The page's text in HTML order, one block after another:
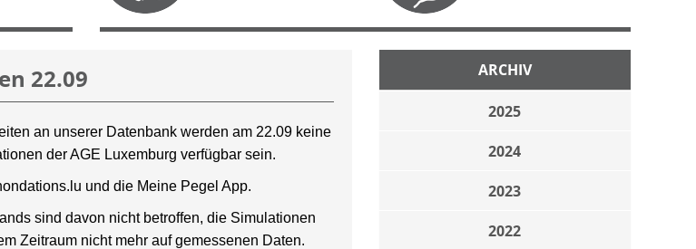
ARCHIV
2025
2024
2023
2022
22.09
an unserer Datenbank werden am 22.09 keine
der AGE Luxemburg verfügbar sein.
und die Meine Pegel App.
sind davon nicht betroffen, die Simulationen
Zeitraum nicht mehr auf gemessenen Daten.